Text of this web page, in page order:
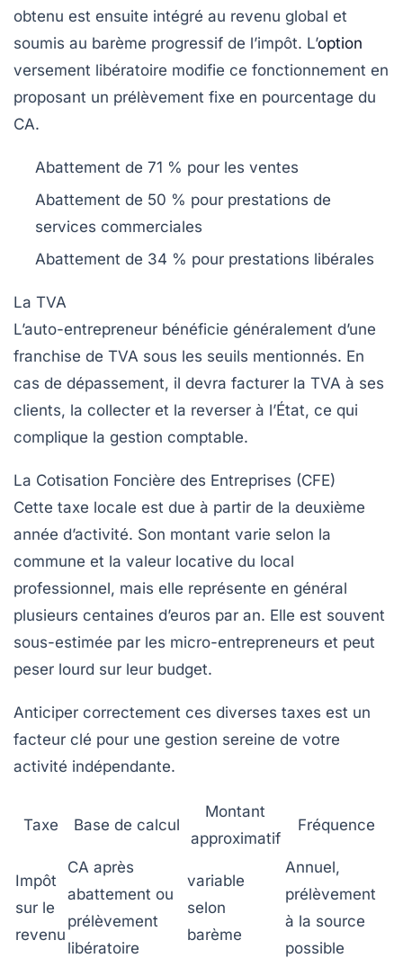
obtenu est ensuite intégré au revenu global et
soumis au barème progressif de l’impôt. L’option
versement libératoire modifie ce fonctionnement en
proposant un prélèvement fixe en pourcentage du
CA.
Abattement de 71 % pour les ventes
Abattement de 50 % pour prestations de
services commerciales
Abattement de 34 % pour prestations libérales
La TVA
L’auto-entrepreneur bénéficie généralement d’une
franchise de TVA sous les seuils mentionnés. En
cas de dépassement, il devra facturer la TVA à ses
clients, la collecter et la reverser à l’État, ce qui
complique la gestion comptable.
La Cotisation Foncière des Entreprises (CFE)
Cette taxe locale est due à partir de la deuxième
année d’activité. Son montant varie selon la
commune et la valeur locative du local
professionnel, mais elle représente en général
plusieurs centaines d’euros par an. Elle est souvent
sous-estimée par les micro-entrepreneurs et peut
peser lourd sur leur budget.
Anticiper correctement ces diverses taxes est un
facteur clé pour une gestion sereine de votre
activité indépendante.
Taxe Base de calcul
Montant
approximatif
Fréquence
Impôt
sur le
revenu
CA après
abattement ou
prélèvement
libératoire
variable
selon
barème
Annuel,
prélèvement
à la source
possible